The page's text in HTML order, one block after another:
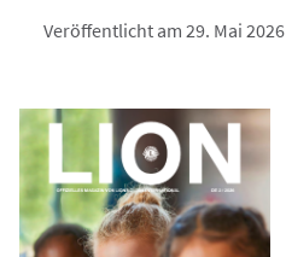
Veröffentlicht am 29. Mai 2026